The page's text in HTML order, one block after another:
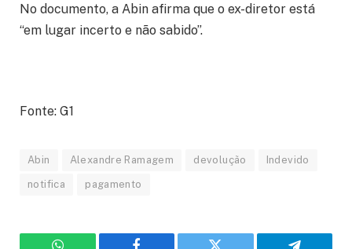
No documento, a Abin afirma que o ex-diretor está
“em lugar incerto e não sabido”.
Fonte: G1
Abin Alexandre Ramagem devolução Indevido
notifica pagamento